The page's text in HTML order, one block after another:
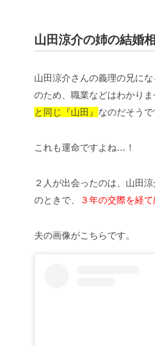
山田涼介の姉の結婚
山田涼介さんの義理の兄に
のため、職業などはわかりま
と同じ『山田』 なのだそうで
これも運命ですよね…！
２人が出会ったのは、山田
のときで、
３年の交際を経
夫の画像がこちらです。